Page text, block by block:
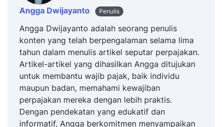
Angga Dwijayanto Penulis
Angga Dwijayanto adalah seorang penulis
konten yang telah berpengalaman selama lima
tahun dalam menulis artikel seputar perpajakan.
Artikel-artikel yang dihasilkan Angga ditujukan
untuk membantu wajib pajak, baik individu
maupun badan, memahami kewajiban
perpajakan mereka dengan lebih praktis.
Dengan pendekatan yang edukatif dan
informatif, Angga berkomitmen menyampaikan